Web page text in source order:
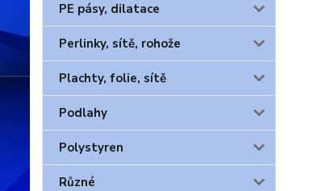
PE pásy, dilatace
Perlinky, sítě, rohože
Plachty, folie, sítě
Podlahy
Polystyren
Různé